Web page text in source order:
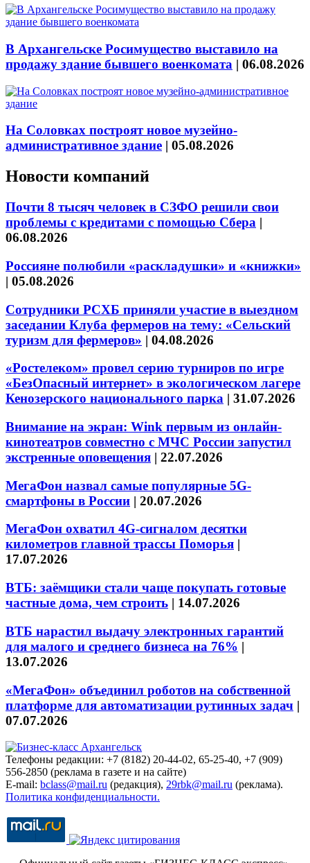
В Архангельске Росимущество выставило на
продажу здание бывшего военкомата | 06.08.2026
На Соловках построят новое музейно-
административное здание | 05.08.2026
Новости компаний
Почти 8 тысяч человек в СЗФО решили свои
проблемы с кредитами с помощью Сбера |
06.08.2026
Россияне полюбили «раскладушки» и «книжки»
| 05.08.2026
Сотрудники РСХБ приняли участие в выездном
заседании Клуба фермеров на тему: «Сельский
туризм для фермеров» | 04.08.2026
«Ростелеком» провел серию турниров по игре
«БезОпасный интернет» в экологическом лагере
Кенозерского национального парка | 31.07.2026
Внимание на экран: Wink первым из онлайн-
кинотеатров совместно с МЧС России запустил
экстренные оповещения | 22.07.2026
МегаФон назвал самые популярные 5G-
смартфоны в России | 20.07.2026
МегаФон охватил 4G-сигналом десятки
километров главной трассы Поморья |
17.07.2026
ВТБ: заёмщики стали чаще покупать готовые
частные дома, чем строить | 14.07.2026
ВТБ нарастил выдачу электронных гарантий
для малого и среднего бизнеса на 76% |
13.07.2026
«МегаФон» объединил роботов на собственной
платформе для автоматизации рутинных задач |
07.07.2026
Телефоны редакции: +7 (8182) 20-44-02, 65-25-40, +7 (909)
556-2850 (реклама в газете и на сайте)
E-mail: bclass@mail.ru (редакция), 29rbk@mail.ru (реклама).
Политика конфиденциальности.